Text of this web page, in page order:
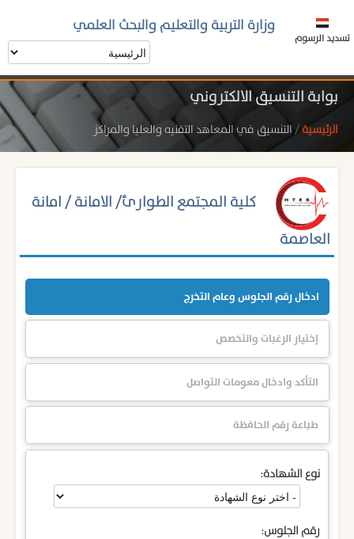
تسديد الرسوم
وزارة التربية والتعليم والبحث العلمي
بوابة التنسيق الالكتروني
الرئيسية/التنسيق في المعاهد التقنيه والعليا والمراكز
كلية المجتمع الطوارئ/ الامانة / امانة
العاصمة
ادخال رقم الجلوس وعام التخرج
إختيار الرغبات والتخصص
التأكد وادخال معومات التواصل
طباعة رقم الحافظة
نوع الشهادة:
رقم الجلوس: